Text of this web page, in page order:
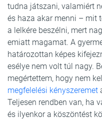
tudna játszani, valamiért
és haza akar menni – mit
a lelkére beszélni, mert
emiatt magamat. A
határozottan képes
esélye nem volt túl nagy.
megértettem, hogy nem
megfelelési kényszeremet
Teljesen rendben van, ha
és ilyenkor a köszöntést